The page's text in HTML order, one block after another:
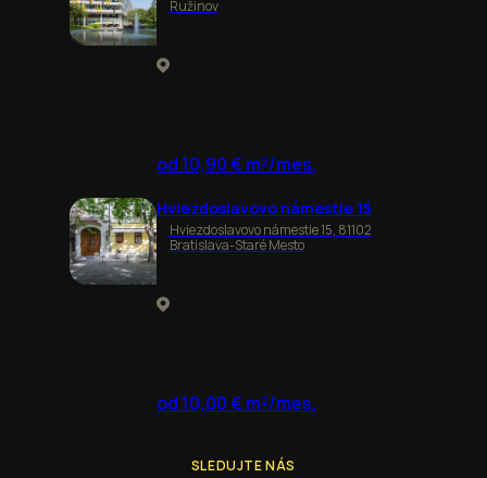
Ružinov
od 10,90 € m²/mes.
Hviezdoslavovo námestie 15
Hviezdoslavovo námestie 15, 81102
Bratislava-Staré Mesto
od 10,00 € m²/mes.
SLEDUJTE NÁS